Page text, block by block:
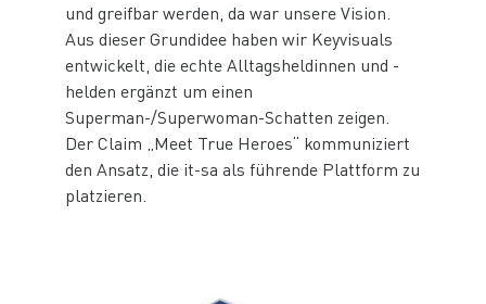
und greifbar werden, da war unsere Vision.
Aus dieser Grundidee haben wir Keyvisuals
entwickelt, die echte Alltagsheldinnen und -
helden ergänzt um einen
Superman-/Superwoman-Schatten zeigen.
Der Claim „Meet True Heroes“ kommuniziert
den Ansatz, die it-sa als führende Plattform zu
platzieren.